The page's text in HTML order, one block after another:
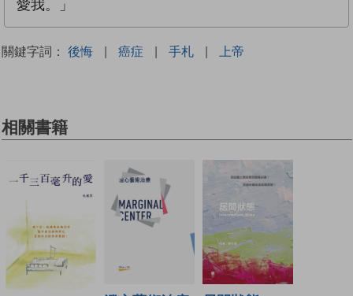
愛我。」
關鍵字詞： 後悔 | 癌症 | 手札 | 上帝
相關書籍